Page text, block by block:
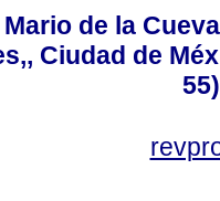
de la
Ciudad de